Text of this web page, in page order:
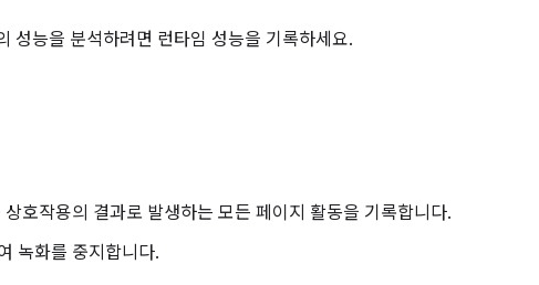
성능을 분석하려면 런타임 성능을 기록하세요.
호작용의 결과로 발생하는 모든 페이지 활동을 기록합니다.
녹화를 중지합니다.